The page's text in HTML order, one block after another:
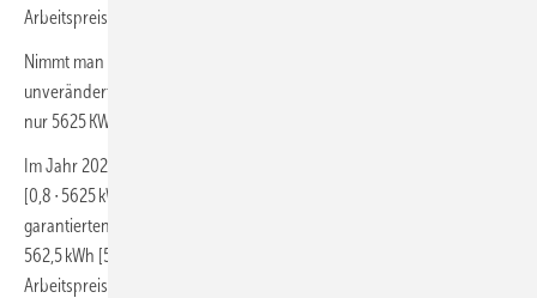
Arbeitspreis von 40 Ct/kWh garantieren.
Nimmt man wieder an, dass eine Einsparung von 10 % (bei
unveränderter Jahresarbeitszahl) realisiert wird, sind im Jahr 2023
nur 5625 KWh ∙ 0,9 = 5062,5 kWh abzurechnen.
Im Jahr 2023 würden trotzdem 80 % der Verbrauchsprognose
[0,8 ∙ 5625 kWh/a = 4500 kWh/a] mit dem über die Strompreisbremse
garantierten Brutto-Arbeitspreis von 40,0 Ct/kWh und folglich nur
562,5 kWh [5062,5 kWh – 4500 kWh] mit dem vertraglichen Brutto-
Arbeitspreis von 50,42 Ct/kWh abgerechnet.